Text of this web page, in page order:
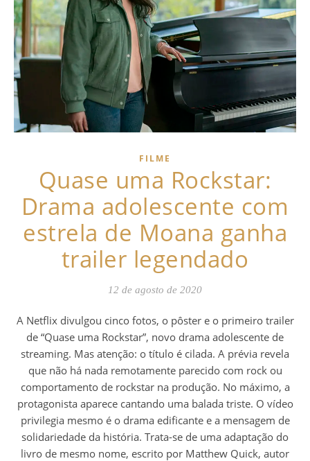
FILME
Quase uma Rockstar:
Drama adolescente com
estrela de Moana ganha
trailer legendado
12 de agosto de 2020
A Netflix divulgou cinco fotos, o pôster e o primeiro trailer
de “Quase uma Rockstar”, novo drama adolescente de
streaming. Mas atenção: o título é cilada. A prévia revela
que não há nada remotamente parecido com rock ou
comportamento de rockstar na produção. No máximo, a
protagonista aparece cantando uma balada triste. O vídeo
privilegia mesmo é o drama edificante e a mensagem de
solidariedade da história. Trata-se de uma adaptação do
livro de mesmo nome, escrito por Matthew Quick, autor